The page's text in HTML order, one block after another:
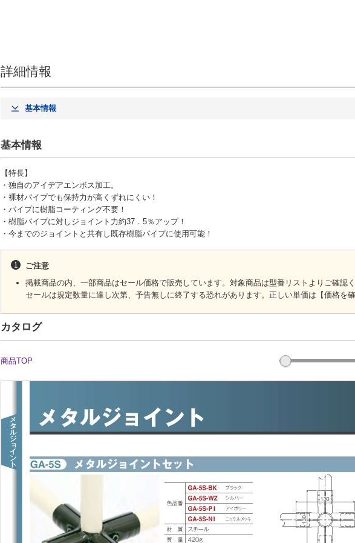
詳細情報
基本情報
基本情報
【特長】
・独自のアイデアエンボス加工。
・裸材パイプでも保持力が高くずれにくい！
・パイプに樹脂コーティング不要！
・樹脂パイプに対しジョイント力約37．5％アップ！
・今までのジョイントと共有し既存樹脂パイプに使用可能！
ご注意
掲載商品の内、一部商品はセール価格で販売しています。対象商品は型番リストよりご確認
セールは規定数量に達し次第、予告無しに終了する恐れがあります。正しい単価は【価格を
カタログ
商品TOP